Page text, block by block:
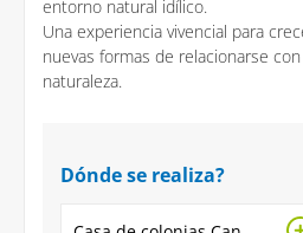
entorno natural idílico.
Una experiencia vivencial para
nuevas formas de relacionarse
naturaleza.
Dónde se realiza?